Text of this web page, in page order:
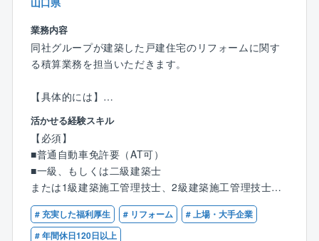
コンや元施工管理の経験者が多いです。
業務内容
同社グループが建築した戸建住宅のリフォームに関す
る積算業務を担当いただきます。
【具体的には】
■図面や工事内容から見積に必要な資材や数量の確認
■業者選定と見積依頼
■必要資材及びその数量に応じた見積書の作成（会社専
用の見積システムを使用）
■契約後の工場オーダーや業者発注業務 等
【案件について】
■同社はストック型ビジネスに属しており、大手ハウス
活かせる経験スキル
【必須】
■普通自動車免許要（AT可）
■一級、もしくは二級建築士
または1級建築施工管理技士、2級建築施工管理技士（1
級・2級技士補を含む）いずれか
【歓迎条件】
# 充実した福利厚生 # リフォーム
# 上場・大手企業
# 年間休日120日以上